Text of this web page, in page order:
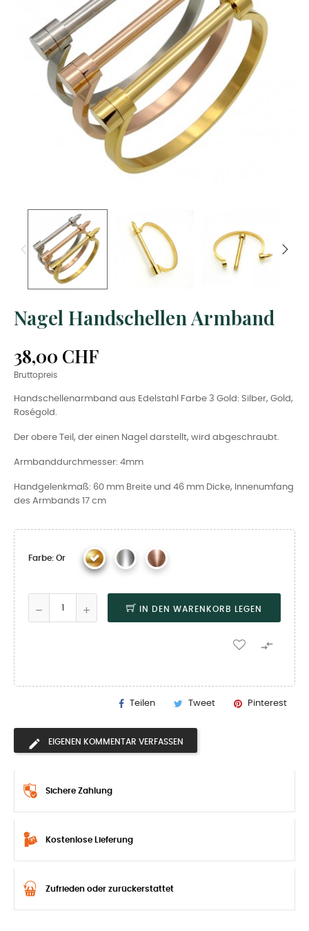
Nagel Handschellen Armband
38,00 CHF
Bruttopreis
Handschellenarmband aus Edelstahl Farbe 3 Gold: Silber, Gold,
Roségold.
Der obere Teil, der einen Nagel darstellt, wird abgeschraubt.
Armbanddurchmesser: 4mm
Handgelenkmaß: 60 mm Breite und 46 mm Dicke, Innenumfang
des Armbands 17 cm
Farbe: Or
IN DEN WARENKORB LEGEN

Teilen Tweet Pinterest
EIGENEN KOMMENTAR VERFASSEN
Sichere Zahlung
Kostenlose Lieferung
Zufrieden oder zurückerstattet